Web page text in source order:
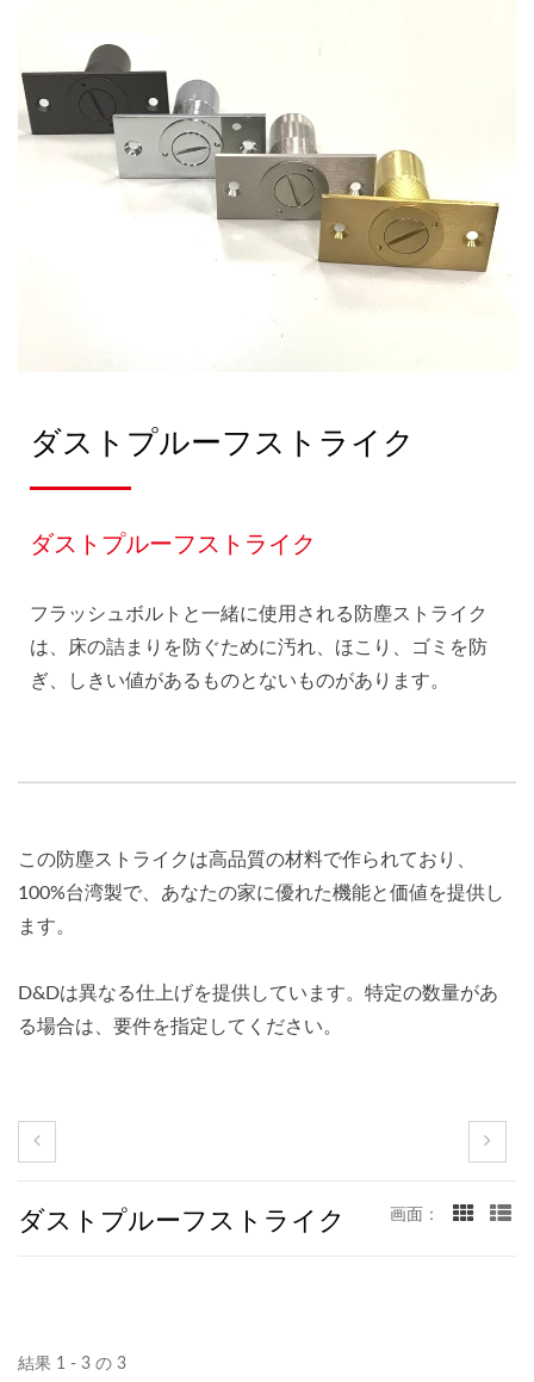
ダストプルーフストライク
ダストプルーフストライク
フラッシュボルトと一緒に使用される防塵ストライク
は、床の詰まりを防ぐために汚れ、ほこり、ゴミを防
ぎ、しきい値があるものとないものがあります。
この防塵ストライクは高品質の材料で作られており、
100%台湾製で、あなたの家に優れた機能と価値を提供し
ます。
D&Dは異なる仕上げを提供しています。特定の数量があ
る場合は、要件を指定してください。
ダストプルーフストライク 画面：
結果 1 - 3 の 3